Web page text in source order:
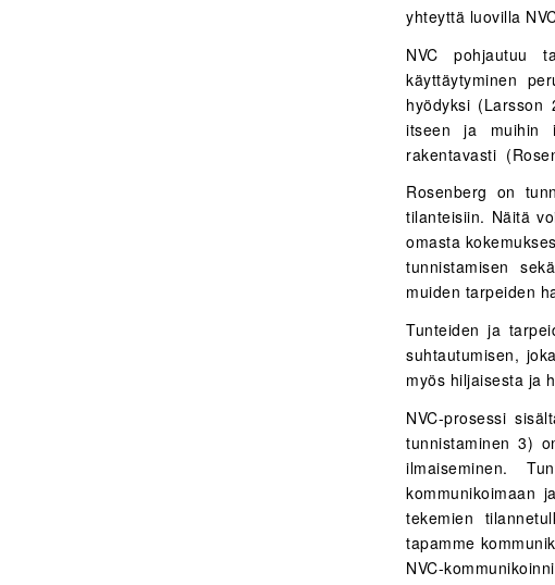
yhteyttä luovilla
NVC pohjautuu
käyttäytyminen
hyödyksi
itseen ja muihin
rakentavasti
Rosenberg on
tilanteisiin. Näitä
omasta
tunnistamisen
muiden tarpeiden
Tunteiden ja
suhtautumisen,
myös hiljaisesta ja
NVC-prosessi
tunnistaminen 3)
ilmaiseminen.
kommunikoimaan
tekemien
tapamme
NVC-